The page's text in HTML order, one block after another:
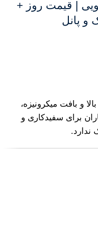
حریر سمنان ۳۰ کیلویی | قیمت روز +
و پانل
و بافت میکرونیزه،
برای سفیدکاری و
ندارد.